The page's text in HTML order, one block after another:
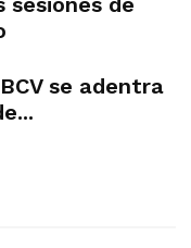
se adentra